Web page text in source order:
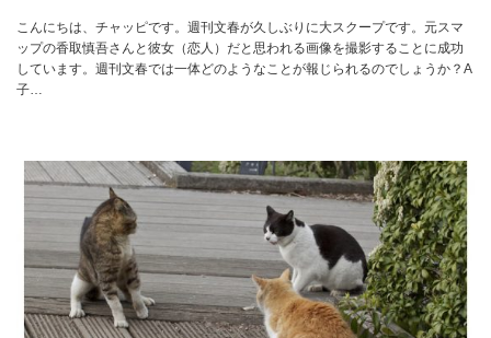
こんにちは、チャッピです。週刊文春が久しぶりに大スクープです。元スマ
ップの香取慎吾さんと彼女（恋人）だと思われる画像を撮影することに成功
しています。週刊文春では一体どのようなことが報じられるのでしょうか？A
子…